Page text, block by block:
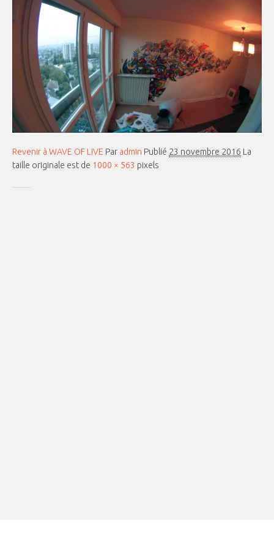
Revenir à WAVE OF LIVE Par admin Publié 23 novembre 2016 La
taille originale est de 1000 × 563 pixels